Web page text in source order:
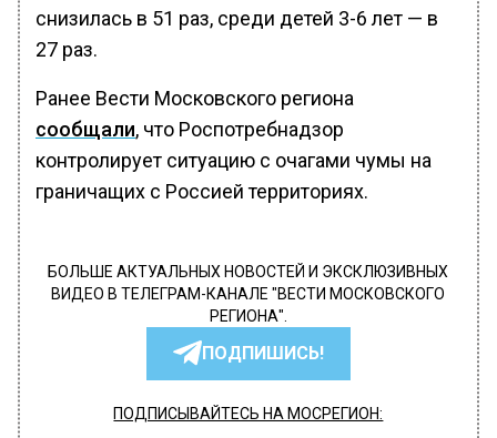
снизилась в 51 раз, среди детей 3-6 лет — в
27 раз.
Ранее Вести Московского региона
сообщали, что Роспотребнадзор
контролирует ситуацию с очагами чумы на
граничащих с Россией территориях.
БОЛЬШЕ АКТУАЛЬНЫХ НОВОСТЕЙ И ЭКСКЛЮЗИВНЫХ
ВИДЕО В ТЕЛЕГРАМ-КАНАЛЕ "ВЕСТИ МОСКОВСКОГО
РЕГИОНА".
ПОДПИШИСЬ!
ПОДПИСЫВАЙТЕСЬ НА МОСРЕГИОН: